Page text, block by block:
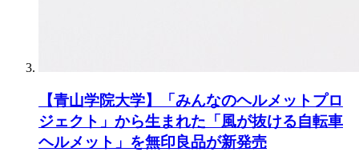
【青山学院大学】「みんなのヘルメットプロ
ジェクト」から生まれた「風が抜ける自転車
ヘルメット」を無印良品が新発売